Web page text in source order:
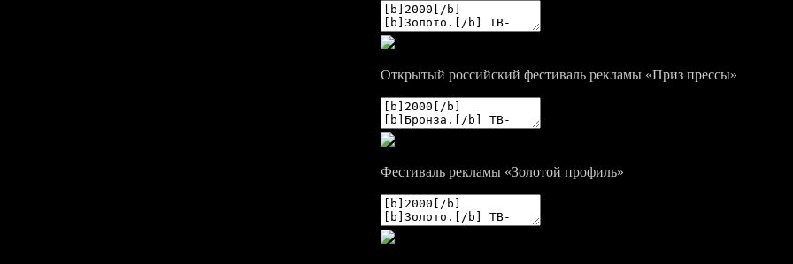
Открытый российский фестиваль рекламы «Приз прессы»
Фестиваль рекламы «Золотой профиль»